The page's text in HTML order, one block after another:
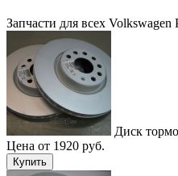
Запчасти для всех Volkswagen
Диск
Цена от 1920 руб.
Купить